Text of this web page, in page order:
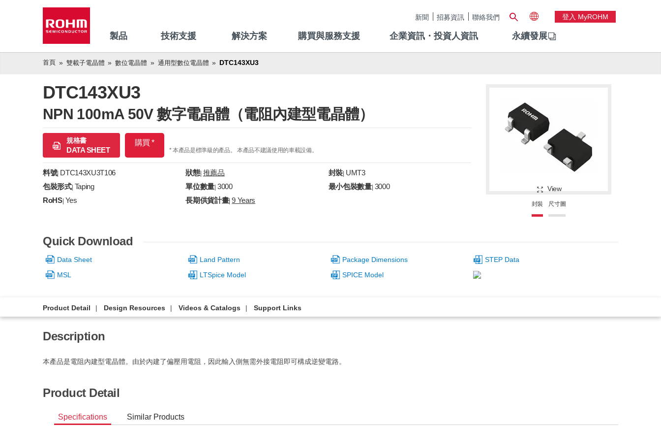
新聞 招募資訊 聯絡我們 登入 MyROHM
製品 技術支援 解決方案 購買與服務支援 企業資訊・投資人資訊 永續發展
首頁 雙載子電晶體 數位電晶體 通用型數位電晶體 DTC143XU3
DTC143XU3
NPN 100mA 50V 數字電晶體（電阻內建型電晶體）
規格書
DATA SHEET
購買 *
* 本產品是標準級的產品。 本產品不建議使用的車載設備。
料號| DTC143XU3T106 狀態| 推薦品 封裝 UMT3
包裝形式| Taping 單位數量 |3000 最小包裝數量| 3000
RoHS| Yes 長期供貨計畫|9 Years
View
封裝 尺寸圖
Quick Download
Data Sheet Land Pattern Package Dimensions
STEP Data
MSL
LTSpice Model SPICE Model
Product Detail Design Resources Videos & Catalogs Support Links
Description
本產品是電阻內建型電晶體。由於內建了偏壓用電阻，因此輸入側無需外接電阻即可構成逆變電路。
Product Detail
Specifications Similar Products